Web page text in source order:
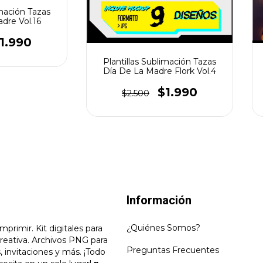
Tazas
Vol.16
Plantillas Sublimación Tazas
Día De La Madre Flork Vol.4
$2.500 $1.990
Kit digitales para
Archivos PNG para
y más. ¡Todo
Información
¿Quiénes Somos?
Preguntas Frecuentes